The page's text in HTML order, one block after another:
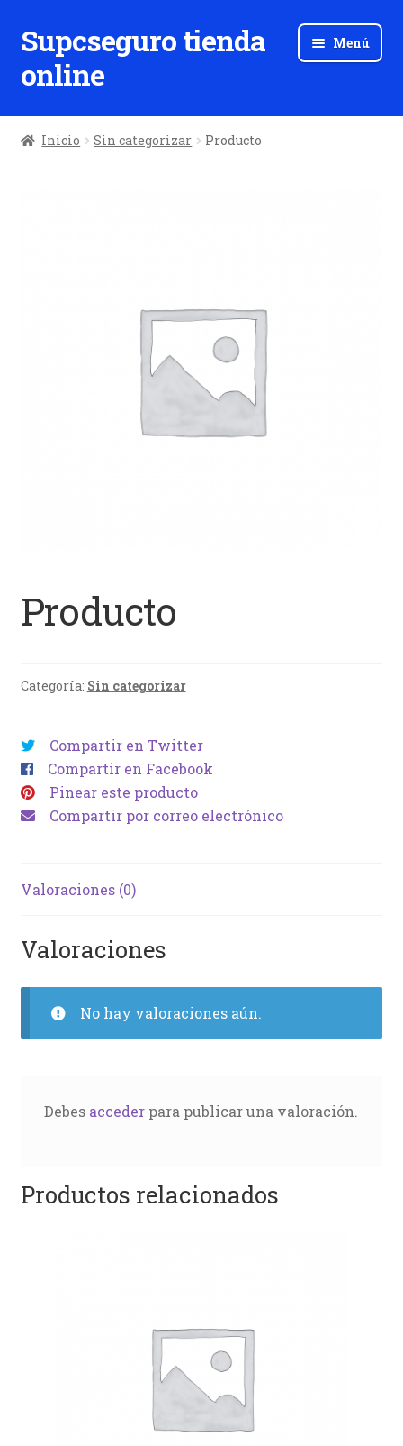
Ir
a
la
Ir
al
contenido
Supcseguro tienda
online
Menú
Inicio Sin categorizar Producto
Producto
Categoría: Sin categorizar
Compartir en Twitter
Compartir en Facebook
Pinear este producto
Compartir por correo electrónico
Valoraciones (0)
Valoraciones
No hay valoraciones aún.
Debes accederpara publicar una valoración.
Productos relacionados